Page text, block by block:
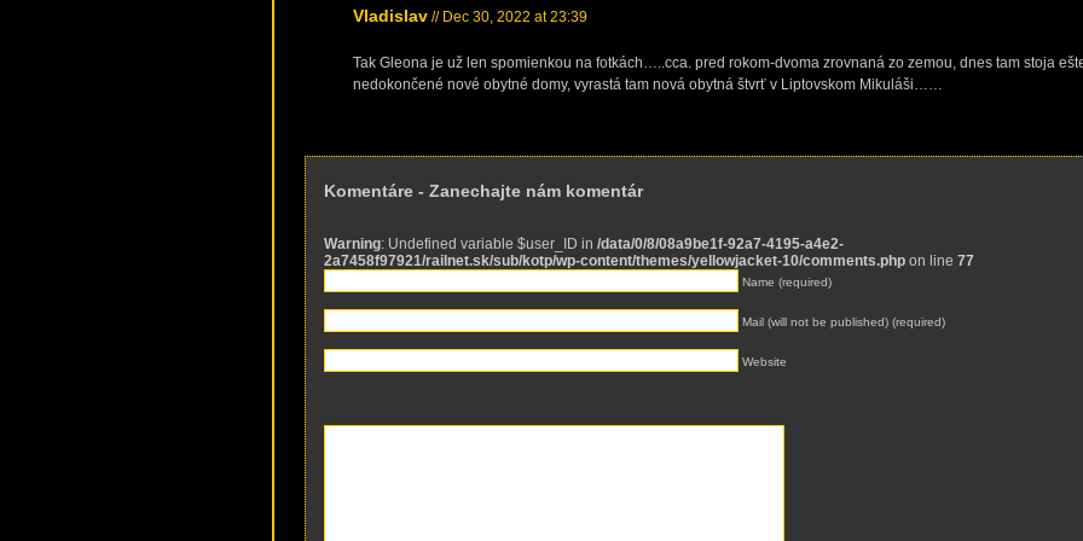
Vladislav // Dec 30, 2022 at 23:39
Tak Gleona je už len spomienkou na fotkách…..cca. pred rokom-dvoma zrovnaná zo zemou, dnes tam stoja
nedokončené nové obytné domy, vyrastá tam nová obytná štvrť v Liptovskom Mikuláši……
Komentáre - Zanechajte nám komentár
Warning: Undefined variable $user_ID in /data/0/8/08a9be1f-92a7-4195-a4e2-
2a7458f97921/railnet.sk/sub/kotp/wp-content/themes/yellowjacket-10/comments.php on line 77
Name (required)
Mail (will not be published) (required)
Website